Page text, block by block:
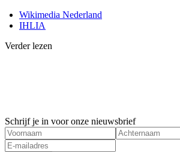
Wikimedia Nederland
IHLIA
Verder lezen
Schrijf je in voor onze nieuwsbrief